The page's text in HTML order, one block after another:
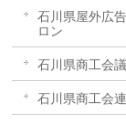
石川県屋外広
ロン
石川県商工会
石川県商工会